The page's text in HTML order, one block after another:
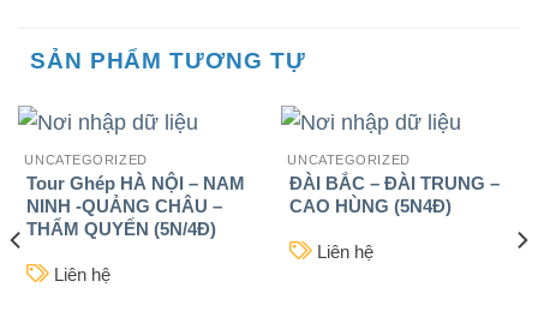
SẢN PHẨM TƯƠNG TỰ
UNCATEGORIZED
Tour Ghép HÀ NỘI – NAM
NINH -QUẢNG CHÂU –
THẨM QUYẾN (5N/4Đ)
Liên hệ
UNCATEGORIZED
ĐÀI BẮC – ĐÀI TRUNG –
CAO HÙNG (5N4Đ)
Liên hệ